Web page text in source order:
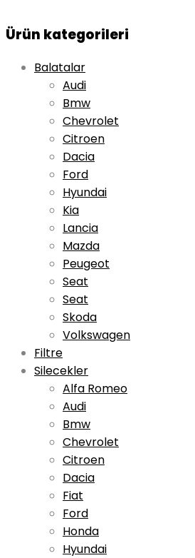
Ürün kategorileri
Balatalar
Audi
Bmw
Chevrolet
Citroen
Dacia
Ford
Hyundai
Kia
Lancia
Mazda
Peugeot
Seat
Seat
Skoda
Volkswagen
Filtre
Silecekler
Alfa Romeo
Audi
Bmw
Chevrolet
Citroen
Dacia
Fiat
Ford
Honda
Hyundai